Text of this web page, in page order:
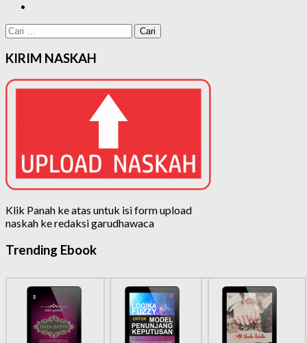
Cari
untuk:
KIRIM NASKAH
Klik Panah ke atas untuk isi form upload
naskah ke redaksi garudhawaca
Trending Ebook